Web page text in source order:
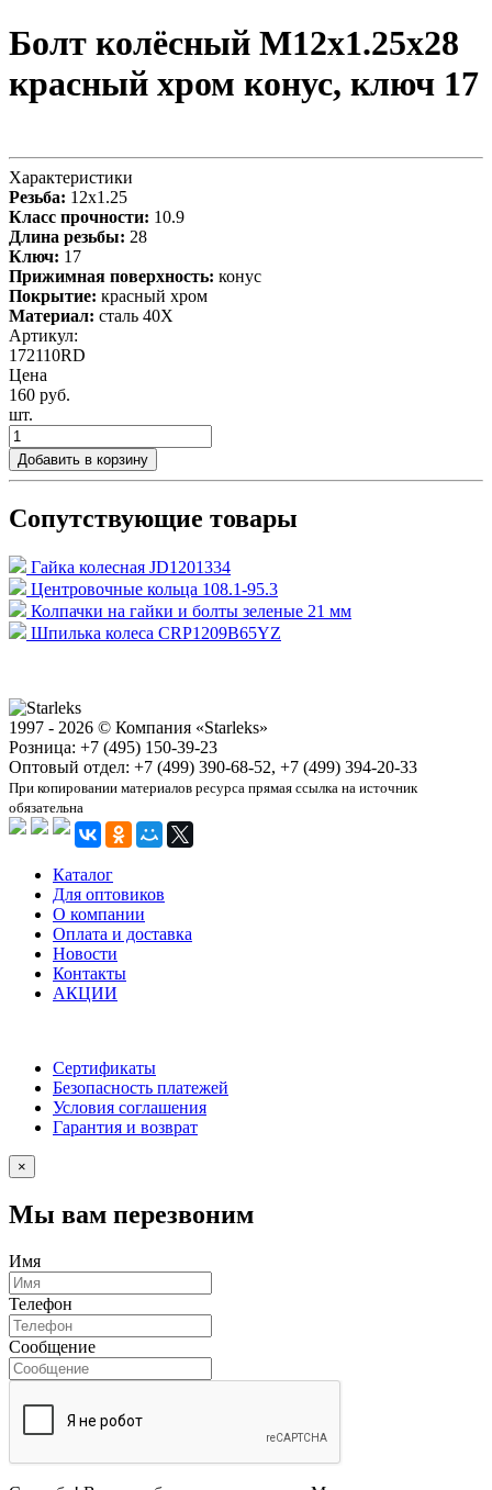
Болт колёсный М12x1.25x28
красный хром конус, ключ 17
Характеристики
Резьба: 12x1.25
Класс прочности: 10.9
Длина резьбы: 28
Ключ: 17
Прижимная поверхность: конус
Покрытие: красный хром
Материал: сталь 40X
Артикул:
172110RD
Цена
160 руб.
шт.
Добавить в корзину
Сопутствующие товары
Гайка колесная JD1201334
Центровочные кольца 108.1-95.3
Колпачки на гайки и болты зеленые 21 мм
Шпилька колеса CRP1209B65YZ
1997 - 2026 © Компания «Starleks»
Розница: +7 (495) 150-39-23
Оптовый отдел: +7 (499) 390-68-52, +7 (499) 394-20-33
При копировании материалов ресурса прямая ссылка на источник
обязательна
Каталог
Для оптовиков
О компании
Оплата и доставка
Новости
Контакты
АКЦИИ
Сертификаты
Безопасность платежей
Условия соглашения
Гарантия и возврат
×
Мы вам перезвоним
Имя
Телефон
Сообщение